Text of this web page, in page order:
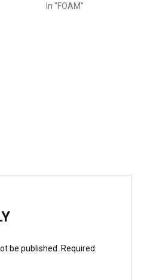
In "FOAM"
be published.
Required